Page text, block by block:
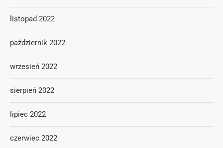
listopad 2022
październik 2022
wrzesień 2022
sierpień 2022
lipiec 2022
czerwiec 2022